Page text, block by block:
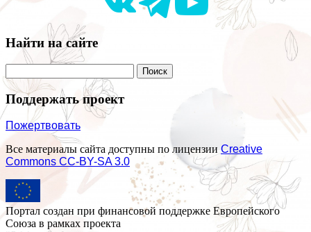
Найти на сайте
Поддержать проект
Пожертвовать
Все материалы сайта доступны по лицензии Creative
Commons СС-BY-SA 3.0
Портал создан при финансовой поддержке Европейского
Союза в рамках проекта